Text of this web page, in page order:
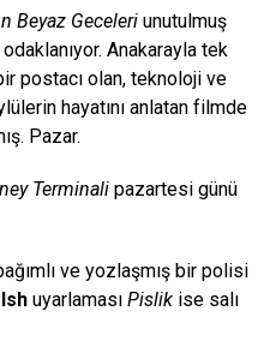
Beyaz Geceleri unutulmuş
Anakarayla tek
postacı olan, teknoloji ve
hayatını anlatan filmde
Pazar.
Terminali pazartesi günü
ve yozlaşmış bir polisi
uyarlaması Pislik ise salı